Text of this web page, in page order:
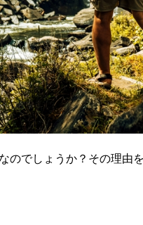
のでしょうか？その理由